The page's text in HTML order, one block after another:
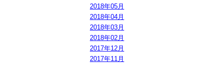
2018年05月
2018年04月
2018年03月
2018年02月
2017年12月
2017年11月